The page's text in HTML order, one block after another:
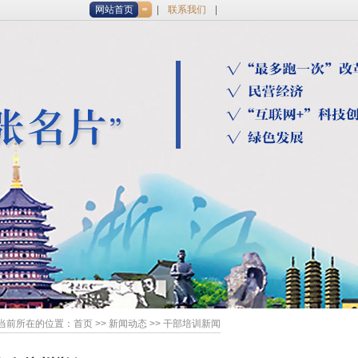
网站首页 联系我们
前所在的位置： 首页 >> 新闻动态 >> 干部培训新闻